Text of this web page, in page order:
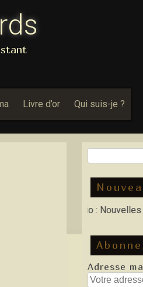
Livre d’or Qui suis-je ?
Dans Porfolio : Nouvelles
Adresse